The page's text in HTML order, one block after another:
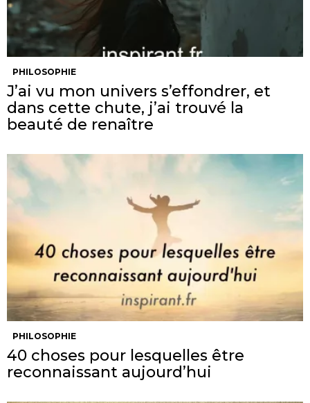
PHILOSOPHIE
J’ai vu mon univers s’effondrer, et
dans cette chute, j’ai trouvé la
beauté de renaître
PHILOSOPHIE
40 choses pour lesquelles être
reconnaissant aujourd’hui